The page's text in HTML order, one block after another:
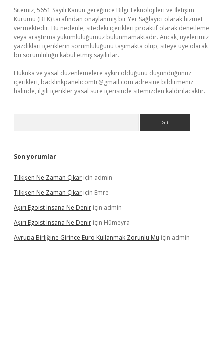
Sitemiz, 5651 Sayılı Kanun gereğince Bilgi Teknolojileri ve İletişim
Kurumu (BTK) tarafından onaylanmış bir Yer Sağlayıcı olarak hizmet
vermektedir. Bu nedenle, sitedeki içerikleri proaktif olarak denetleme
veya araştırma yükümlülüğümüz bulunmamaktadır. Ancak, üyelerimiz
yazdıkları içeriklerin sorumluluğunu taşımakta olup, siteye üye olarak
bu sorumluluğu kabul etmiş sayılırlar.
Hukuka ve yasal düzenlemelere aykırı olduğunu düşündüğünüz
içerikleri, backlinkpanelicomtr@gmail.com adresine bildirmeniz
halinde, ilgili içerikler yasal süre içerisinde sitemizden kaldırılacaktır.
Son yorumlar
Tilkişen Ne Zaman Çıkar için admin
Tilkişen Ne Zaman Çıkar için Emre
Aşırı Egoist Insana Ne Denir için admin
Aşırı Egoist Insana Ne Denir için Hümeyra
Avrupa Birliğine Girince Euro Kullanmak Zorunlu Mu için admin